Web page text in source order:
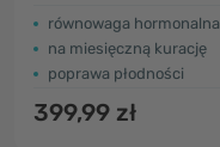
równowaga hormonalna
na miesięczną kurację
poprawa płodności
399,99 zł